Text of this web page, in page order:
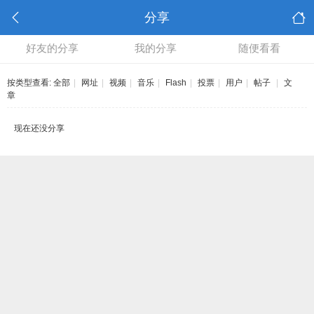
分享
好友的分享 我的分享 随便看看
按类型查看: 全部 网址 视频 音乐 Flash 投票 用户 帖子
文
章
现在还没分享